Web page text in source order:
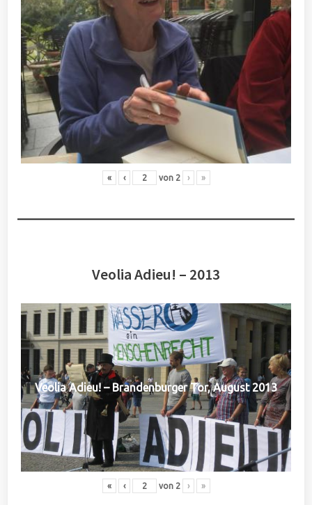
« ‹ von 2 › »
Veolia Adieu! – 2013
Veolia Adieu! – Brandenburger Tor, August 2013
« ‹ von 2 › »